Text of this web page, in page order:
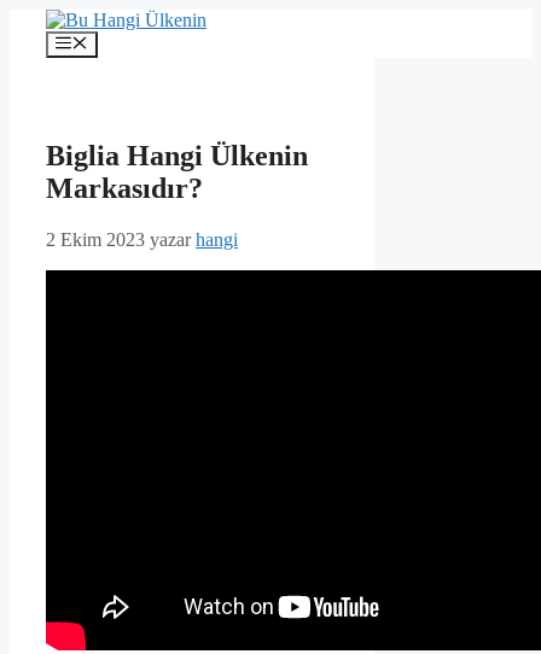
İçeriğe
Menü
Biglia Hangi Ülkenin
Markasıdır?
2 Ekim 2023 yazarhangi